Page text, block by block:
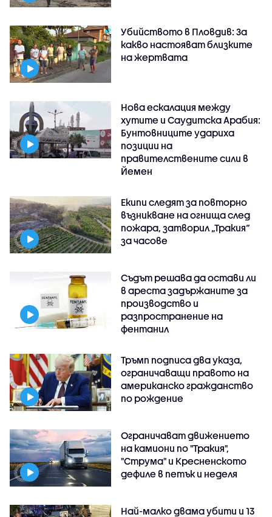
Убийството в Пловдив: За
какво настояват близките
на жертвата
Нова ескалация между
хутите и Саудитска Арабия:
Бунтовниците удариха
позиции на
правителствените сили в
Йемен
Екипи следят за повторно
възникване на огнища след
пожара, затворил „Тракия“
за часове
Съдът решава да остави ли
в ареста задържаните за
производство и
разпространение на
фентанил
Тръмп подписа два указа,
ограничаващи правото на
американско гражданство
по рождение
Ограничават движението
на камиони по "Тракия",
"Струма" и Кресненското
дефиле в петък и неделя
Най-малко двама убити и 13